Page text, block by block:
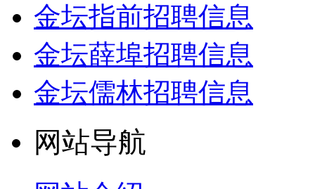
金坛指前招聘信息
金坛薛埠招聘信息
金坛儒林招聘信息
网站导航